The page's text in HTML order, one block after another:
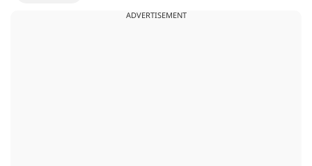
ADVERTISEMENT